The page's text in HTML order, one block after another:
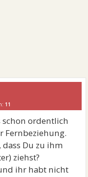
11
schon ordentlich
Fernbeziehung.
dass Du zu ihm
ziehst?
ihr habt nicht